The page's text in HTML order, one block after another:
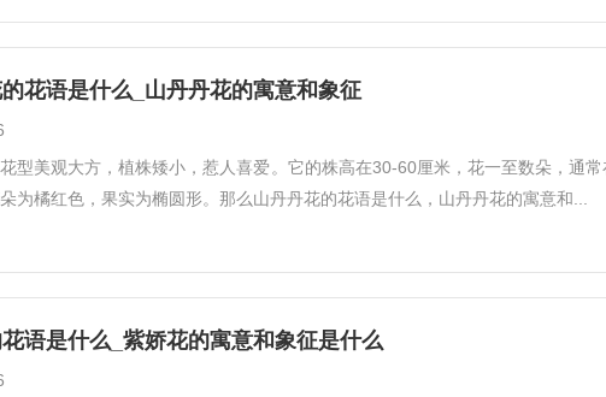
花语是什么_山丹丹花的寓意和象征
型美观大方，植株矮小，惹人喜爱。它的株高在30-60厘米，花一至数朵，通常
为橘红色，果实为椭圆形。那么山丹丹花的花语是什么，山丹丹花的寓意和...
语是什么_紫娇花的寓意和象征是什么